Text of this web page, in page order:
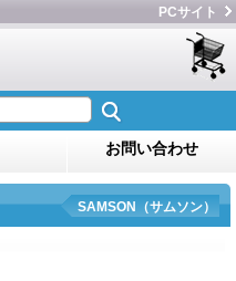
PCサイト
お問い合わせ
SAMSON（サムソン）